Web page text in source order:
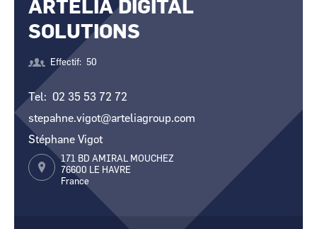
CCI Business
Occitanie
CCI Business
Pays de la Loire
CCI Business
Occitanie
CCI Business
Pays de la Loire
ARTELIA DIGITAL
SOLUTIONS
Effectif 50
Tel
02 35 53 72 72
stepahne.vigot@arteliagroup.com
Stéphane Vigot
171 BD AMIRAL MOUCHEZ
76600 LE HAVRE
France